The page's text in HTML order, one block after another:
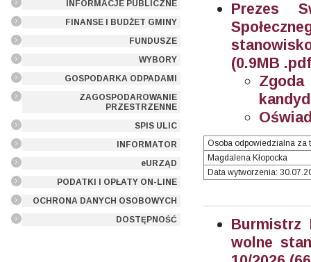
INFORMACJE PUBLICZNE
FINANSE I BUDŻET GMINY
FUNDUSZE
WYBORY
GOSPODARKA ODPADAMI
ZAGOSPODAROWANIE
PRZESTRZENNE
SPIS ULIC
INFORMATOR
eURZĄD
PODATKI I OPŁATY ON-LINE
OCHRONA DANYCH OSOBOWYCH
DOSTĘPNOŚĆ
Prezes
(0.9MB
Osoba odpowiedzialna za
Magdalena Kłopocka
Data wytworzenia:
Burmistrz
wolne